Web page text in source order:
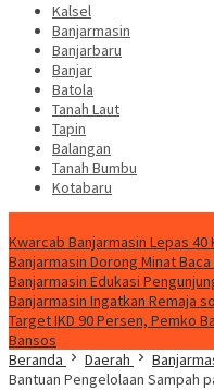
Kalsel
Banjarmasin
Banjarbaru
Banjar
Batola
Tanah Laut
Tapin
Balangan
Tanah Bumbu
Kotabaru
Kwarcab Banjarmasin Lepas 40
Banjarmasin Dorong Minat
Banjarmasin Edukasi
Banjarmasin Ingatkan Remaja
Target IKD 90 Persen, Pemko
Bansos
Beranda
Daerah
Bantuan Pengelolaan Sampah